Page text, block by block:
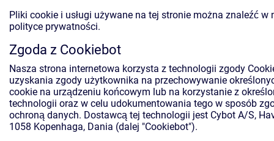
Pliki cookie i usługi używane na tej stronie można znaleźć w
polityce prywatności.
Zgoda z Cookiebot
Nasza strona internetowa korzysta z technologii zgody
uzyskania zgody użytkownika na przechowywanie
cookie na urządzeniu końcowym lub na korzystanie z
technologii oraz w celu udokumentowania tego w sposób
ochroną danych. Dostawcą tej technologii jest Cybot A/S,
1058 Kopenhaga, Dania (dalej "Cookiebot").